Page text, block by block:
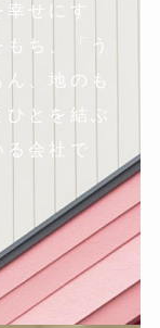
せにす
ち、「う
、地のも
とを結ぶ
会社で